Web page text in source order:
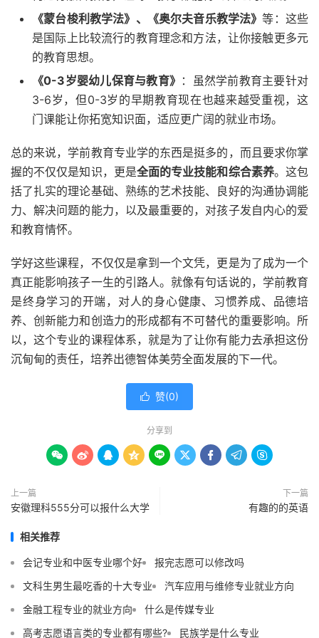
《蒙台梭利教学法》、《奥尔夫音乐教学法》等：这些
是国际上比较流行的教育理念和方法，让你接触更多元
的教育思想。
《0-3岁婴幼儿保育与教育》 ：虽然学前教育主要针对
3-6岁，但0-3岁的早期教育现在也越来越受重视，这
门课能让你拓宽知识面，适应更广阔的就业市场。
总的来说，学前教育专业学的东西是挺多的，而且要求你掌
握的不仅仅是知识，更是全面的专业技能和综合素养。这包
括了扎实的理论基础、熟练的艺术技能、良好的沟通协调能
力、解决问题的能力，以及最重要的，对孩子发自内心的爱
和教育情怀。
学好这些课程，不仅仅是拿到一个文凭，更是为了成为一个
真正能影响孩子一生的引路人。就像有句话说的，学前教育
是终身学习的开端，对人的身心健康、习惯养成、品德培
养、创新能力和创造力的形成都有不可替代的重要影响。所
以，这个专业的课程体系，就是为了让你有能力去承担这份
沉甸甸的责任，培养出德智体美劳全面发展的下一代。
 赞(0)
分享到
        
上一篇
安徽理科555分可以报什么大学
下一篇
有趣的的英语
相关推荐
会记专业和中医专业哪个好
报完志愿可以修改吗
文科生男生最吃香的十大专业
汽车应用与维修专业就业方向
金融工程专业的就业方向
什么是传媒专业
高考志愿语言类的专业都有哪些?
民族学是什么专业